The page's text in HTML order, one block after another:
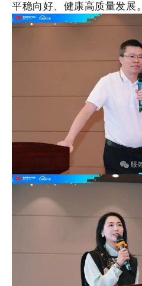
平稳向好、健康高质量发展。